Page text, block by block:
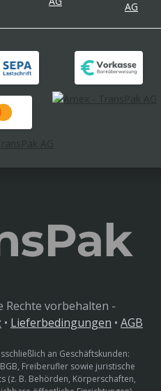
Rechte vorbehalten -
• Lieferbedingungen • AGB
an Geschäftskunden:
Freiberufler sowie juristische
(z. B. Behörden, Körperschaften,